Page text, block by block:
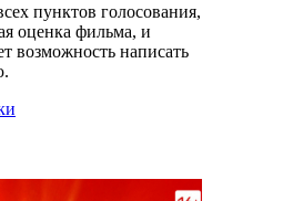
пунктов голосования,
оценка фильма, и
возможность написать